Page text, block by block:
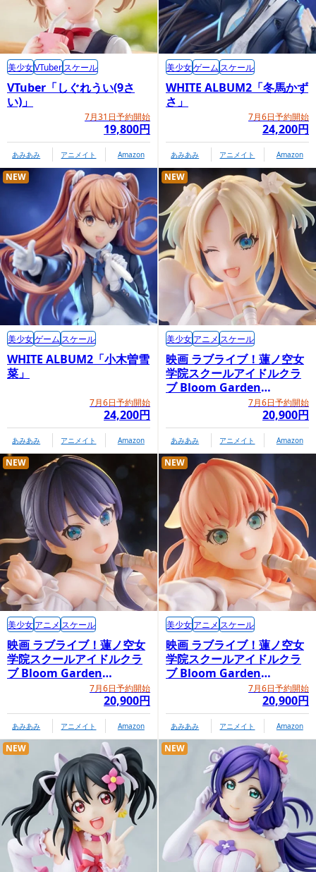
VTuber「しぐれうい(9さ
い)」
7月31日予約開始
19,800円
美少女VTuberスケール
あみあみ アニメイト Amazon
WHITE ALBUM2「冬馬かず
さ」
7月6日予約開始
24,200円
美少女ゲーム スケール
あみあみ アニメイト Amazon
WHITE ALBUM2「小木曽雪
菜」
7月6日予約開始
24,200円
NEW
美少女ゲーム スケール
あみあみ アニメイト Amazon
映画 ラブライブ！蓮ノ空女
学院スクールアイドルクラ
ブ Bloom Garden
Party「大沢瑠璃乃」7月6日予約開始
20,900円
NEW
美少女アニメ スケール
あみあみ アニメイト Amazon
映画 ラブライブ！蓮ノ空女
学院スクールアイドルクラ
ブ Bloom Garden
Party「村野さやか」7月6日予約開始
20,900円
NEW
美少女アニメ スケール
あみあみ アニメイト Amazon
映画 ラブライブ！蓮ノ空女
学院スクールアイドルクラ
ブ Bloom Garden
Party「日野下花帆」7月6日予約開始
20,900円
NEW
美少女アニメ スケール
あみあみ アニメイト Amazon
NEW NEW